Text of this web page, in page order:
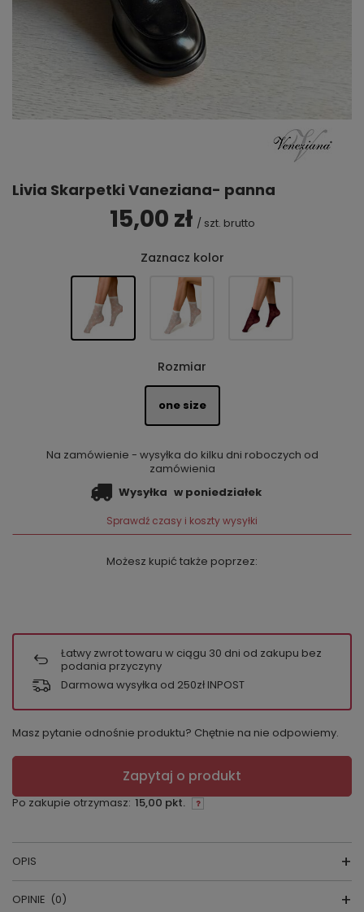
Livia Skarpetki Vaneziana- panna
15,00 zł / szt. brutto
Zaznacz kolor
Rozmiar
one size
Na zamówienie - wysyłka do kilku dni roboczych od
zamówienia
Wysyłka w poniedziałek
Sprawdź czasy i koszty wysyłki
Możesz kupić także poprzez:
Łatwy zwrot towaru w ciągu 30 dni od zakupu bez
podania przyczyny
Darmowa wysyłka od 250zł INPOST
Masz pytanie odnośnie produktu? Chętnie na nie odpowiemy.
Zapytaj o produkt
Po zakupie otrzymasz: 15,00 pkt.
OPIS
OPINIE (0)